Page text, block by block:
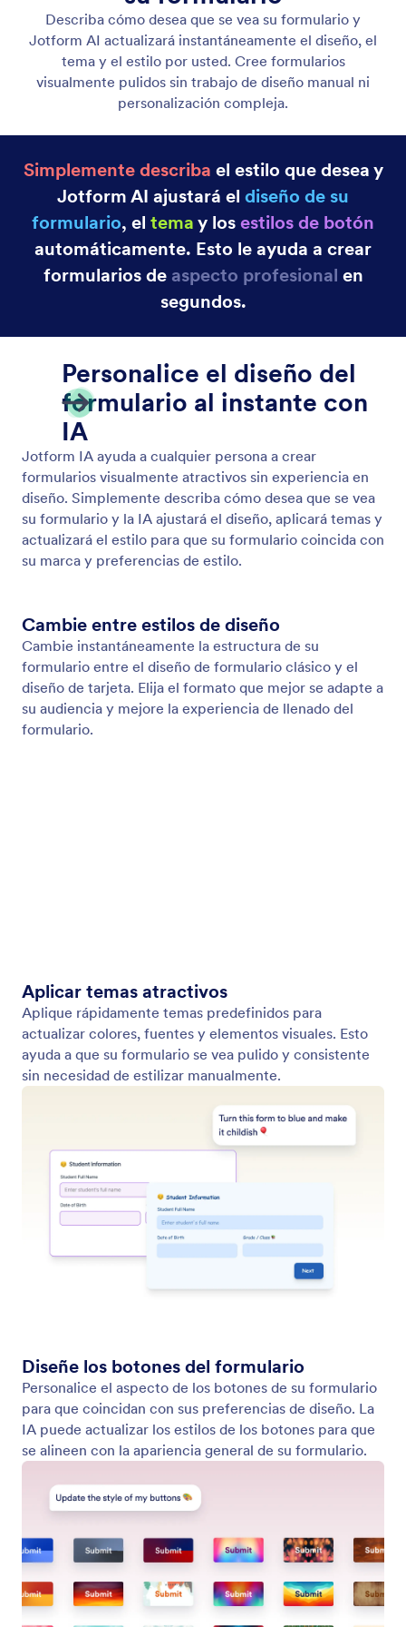
Diseñe la Apariencia de su Formulario
Describa el estilo que desea y Jotform AI actualizará
automáticamente los colores y las fuentes para
crear formularios personalizados que se ajusten
perfectamente a su marca.
Indique a Jotform IA cómo desea que se vea su
formulario y actualizará instantáneamente el diseño,
el tema y el estilo para obtener un resultado
impecable.
Diseñe su formulario al instante subiendo una
imagen de marca. Jotform AI extrae
automáticamente colores, fondos y estilos de
botones para que coincidan perfectamente con su
diseño.
formulario usando IA. Suba una imagen y Jotform AI
la aplicará a su formulario para que su marca se
mantenga consistente y profesional sin necesidad
de trabajo de diseño manual.